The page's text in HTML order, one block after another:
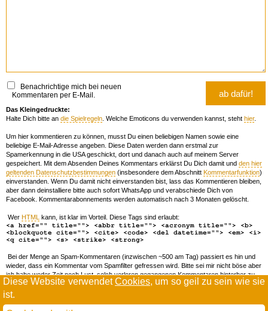
Diese Website verwendetCookies, um so geil zu sein wie sie
ist.
Benachrichtige mich bei neuen
Kommentaren per E-Mail.
Das Kleingedruckte:
Halte Dich bitte an die Spielregeln . Welche Emoticons du verwenden kannst, steht hier.
Um hier kommentieren zu können, musst Du einen beliebigen Namen sowie eine
beliebige E-Mail-Adresse angeben. Diese Daten werden dann erstmal zur
Spamerkennung in die USA geschickt, dort und danach auch auf meinem Server
gespeichert. Mit dem Absenden Deines Kommentars erklärst Du Dich damit und den hier
geltenden Datenschutzbestimmungen (insbesondere dem Abschnitt Kommentarfunktion)
einverstanden. Wenn Du damit nicht einverstanden bist, lass das Kommentieren bleiben,
aber dann deinstalliere bitte auch sofort WhatsApp und verabschiede Dich von
Facebook. Kommentarabonnements werden automatisch nach 3 Monaten gelöscht.
Wer HTML kann, ist klar im Vorteil. Diese Tags sind erlaubt:
<a href="" title=""> <abbr title=""> <acronym title=""> <b>
<blockquote cite=""> <cite> <code> <del datetime=""> <em> <i>
<q cite=""> <s> <strike> <strong>
Bei der Menge an Spam-Kommentaren (inzwischen ~500 am Tag) passiert es hin und
wieder, dass ein Kommentar vom Spamfilter gefressen wird. Bitte sei mir nicht böse aber
ich habe weder Zeit noch Lust, solch verloren gegangenen Kommentaren hinterher zu
forschen. Wenn das öfters passiert, schreib' mir 'ne Mail damit ich dich whitelisten kann.
todamax rennt aufwordpress